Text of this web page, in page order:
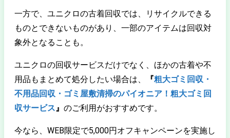
一方で、ユニクロの古着回収では、リサイクルできる
ものとできないものがあり、一部のアイテムは回収対
象外となることも。
ユニクロの回収サービスだけでなく、ほかの古着や不
用品もまとめて処分したい場合は、
『粗大ゴミ回収・
不用品回収・ゴミ屋敷清掃のパイオニア！粗大ゴミ回
収サービス』 のご利用がおすすめです。
今なら、WEB限定で5,000円オフキャンペーンを実施し